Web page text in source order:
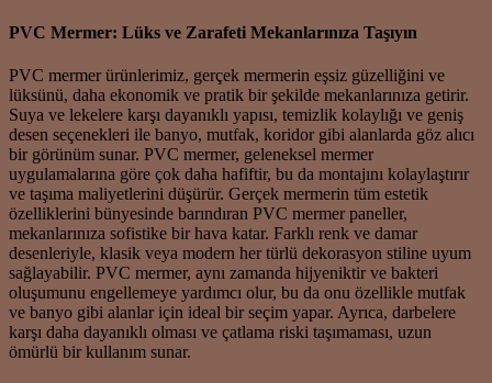
PVC Mermer: Lüks ve Zarafeti Mekanlarınıza Taşıyın
PVC mermer ürünlerimiz, gerçek mermerin eşsiz güzelliğini ve
lüksünü, daha ekonomik ve pratik bir şekilde mekanlarınıza getirir.
Suya ve lekelere karşı dayanıklı yapısı, temizlik kolaylığı ve geniş
desen seçenekleri ile banyo, mutfak, koridor gibi alanlarda göz alıcı
bir görünüm sunar. PVC mermer, geleneksel mermer
uygulamalarına göre çok daha hafiftir, bu da montajını kolaylaştırır
ve taşıma maliyetlerini düşürür. Gerçek mermerin tüm estetik
özelliklerini bünyesinde barındıran PVC mermer paneller,
mekanlarınıza sofistike bir hava katar. Farklı renk ve damar
desenleriyle, klasik veya modern her türlü dekorasyon stiline uyum
sağlayabilir. PVC mermer, aynı zamanda hijyeniktir ve bakteri
oluşumunu engellemeye yardımcı olur, bu da onu özellikle mutfak
ve banyo gibi alanlar için ideal bir seçim yapar. Ayrıca, darbelere
karşı daha dayanıklı olması ve çatlama riski taşımaması, uzun
ömürlü bir kullanım sunar.